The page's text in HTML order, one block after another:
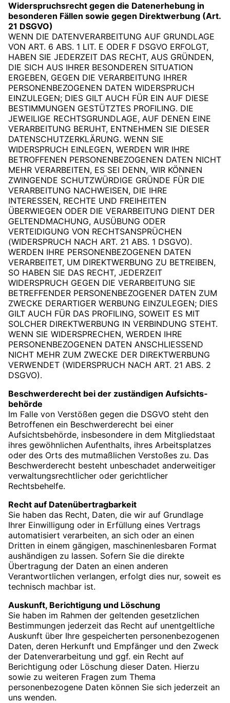
Widerspruchsrecht gegen die Datenerhebung in
besonderen Fällen sowie gegen Direktwerbung (Art.
21 DSGVO)
WENN DIE DATENVERARBEITUNG AUF GRUNDLAGE
VON ART. 6 ABS. 1 LIT. E ODER F DSGVO ERFOLGT,
HABEN SIE JEDERZEIT DAS RECHT, AUS GRÜNDEN,
DIE SICH AUS IHRER BESONDEREN SITUATION
ERGEBEN, GEGEN DIE VERARBEITUNG IHRER
PERSONENBEZOGENEN DATEN WIDERSPRUCH
EINZULEGEN; DIES GILT AUCH FÜR EIN AUF DIESE
BESTIMMUNGEN GESTÜTZTES PROFILING. DIE
JEWEILIGE RECHTSGRUNDLAGE, AUF DENEN EINE
VERARBEITUNG BERUHT, ENTNEHMEN SIE DIESER
DATENSCHUTZERKLÄRUNG. WENN SIE
WIDERSPRUCH EINLEGEN, WERDEN WIR IHRE
BETROFFENEN PERSONENBEZOGENEN DATEN NICHT
MEHR VERARBEITEN, ES SEI DENN, WIR KÖNNEN
ZWINGENDE SCHUTZWÜRDIGE GRÜNDE FÜR DIE
VERARBEITUNG NACHWEISEN, DIE IHRE
INTERESSEN, RECHTE UND FREIHEITEN
ÜBERWIEGEN ODER DIE VERARBEITUNG DIENT DER
GELTENDMACHUNG, AUSÜBUNG ODER
VERTEIDIGUNG VON RECHTSANSPRÜCHEN
(WIDERSPRUCH NACH ART. 21 ABS. 1 DSGVO).
WERDEN IHRE PERSONENBEZOGENEN DATEN
VERARBEITET, UM DIREKTWERBUNG ZU BETREIBEN,
SO HABEN SIE DAS RECHT, JEDERZEIT
WIDERSPRUCH GEGEN DIE VERARBEITUNG SIE
BETREFFENDER PERSONENBEZOGENER DATEN ZUM
ZWECKE DERARTIGER WERBUNG EINZULEGEN; DIES
GILT AUCH FÜR DAS PROFILING, SOWEIT ES MIT
SOLCHER DIREKTWERBUNG IN VERBINDUNG STEHT.
WENN SIE WIDERSPRECHEN, WERDEN IHRE
PERSONENBEZOGENEN DATEN ANSCHLIESSEND
NICHT MEHR ZUM ZWECKE DER DIREKTWERBUNG
VERWENDET (WIDERSPRUCH NACH ART. 21 ABS. 2
DSGVO).
Beschwerde­recht bei der zuständigen Aufsichts­
behörde
Im Falle von Verstößen gegen die DSGVO steht den
Betroffenen ein Beschwerderecht bei einer
Aufsichtsbehörde, insbesondere in dem Mitgliedstaat
ihres gewöhnlichen Aufenthalts, ihres Arbeitsplatzes
oder des Orts des mutmaßlichen Verstoßes zu. Das
Beschwerderecht besteht unbeschadet anderweitiger
verwaltungsrechtlicher oder gerichtlicher
Rechtsbehelfe.
Recht auf Daten­übertrag­barkeit
Sie haben das Recht, Daten, die wir auf Grundlage
Ihrer Einwilligung oder in Erfüllung eines Vertrags
automatisiert verarbeiten, an sich oder an einen
Dritten in einem gängigen, maschinenlesbaren Format
aushändigen zu lassen. Sofern Sie die direkte
Übertragung der Daten an einen anderen
Verantwortlichen verlangen, erfolgt dies nur, soweit es
technisch machbar ist.
Auskunft, Berichtigung und Löschung
Sie haben im Rahmen der geltenden gesetzlichen
Bestimmungen jederzeit das Recht auf unentgeltliche
Auskunft über Ihre gespeicherten personenbezogenen
Daten, deren Herkunft und Empfänger und den Zweck
der Datenverarbeitung und ggf. ein Recht auf
Berichtigung oder Löschung dieser Daten. Hierzu
sowie zu weiteren Fragen zum Thema
personenbezogene Daten können Sie sich jederzeit an
uns wenden.